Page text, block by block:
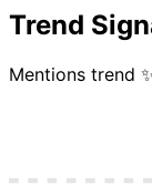
Trend
Mentions trend